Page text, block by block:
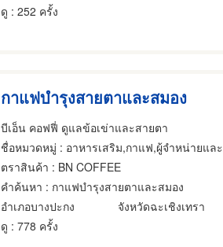
ดู : 252 ครั้ง
กาแฟบำรุงสายตาและสมอง
บีเอ็น คอฟฟี่ ดูแลข้อเข่าและสายตา
ชื่อหมวดหมู่ : อาหารเสริม,กาแฟ,ผู้จำหน่ายและขายปลีกกาแฟ
ตราสินค้า : BN COFFEE
คำค้นหา : กาแฟบำรุงสายตาและสมอง
อำเภอบางปะกง
จังหวัดฉะเชิงเทรา
ดู : 778 ครั้ง